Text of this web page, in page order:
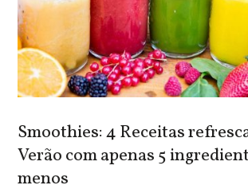
Smoothies: 4 Receitas
Verão com apenas 5
menos